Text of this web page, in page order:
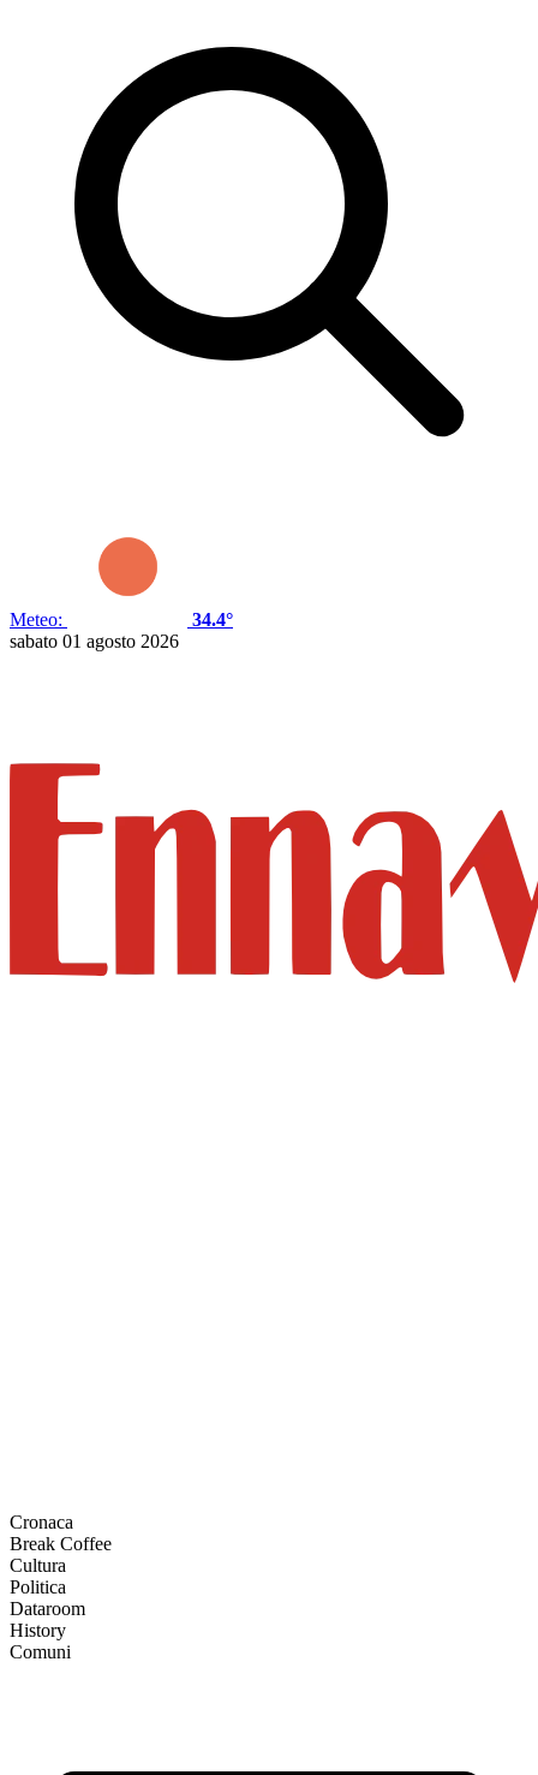
Meteo:
34.4°
sabato 01 agosto 2026
Cronaca
Break Coffee
Cultura
Politica
Dataroom
History
Comuni